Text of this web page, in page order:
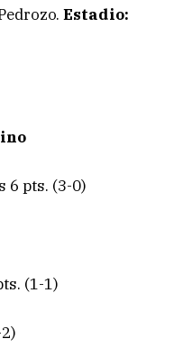
Estadio:
6 pts. (3-0)
(1-1)